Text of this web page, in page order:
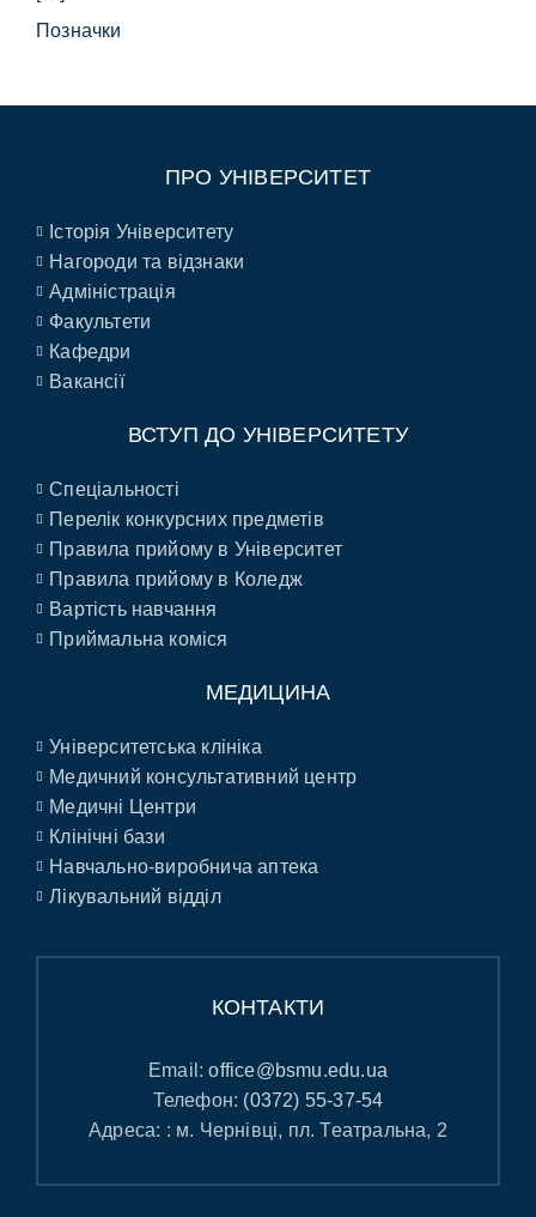
Позначки
ПРО УНІВЕРСИТЕТ
Історія Університету
Нагороди та відзнаки
Адміністрація
Факультети
Кафедри
Вакансії
ВСТУП ДО УНІВЕРСИТЕТУ
Спеціальності
Перелік конкурсних предметів
Правила прийому в Університет
Правила прийому в Коледж
Вартість навчання
Приймальна коміся
МЕДИЦИНА
Університетська клініка
Медичний консультативний центр
Медичні Центри
Клінічні бази
Навчально-виробнича аптека
Лікувальний відділ
КОНТАКТИ
Email:office@bsmu.edu.ua
Телефон: (0372) 55-37-54
Адреса: : м. Чернівці, пл. Театральна, 2